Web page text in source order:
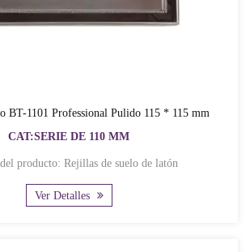
BT-1101 Professional Pulido 115 * 115 mm
CAT:SERIE DE 110 MM
Nombre del producto: Rejillas de suelo de latón
Ver Detalles